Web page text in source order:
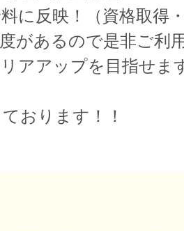
に反映！（資格取得
があるので是非ご利
アアップを目指せま
おります！！